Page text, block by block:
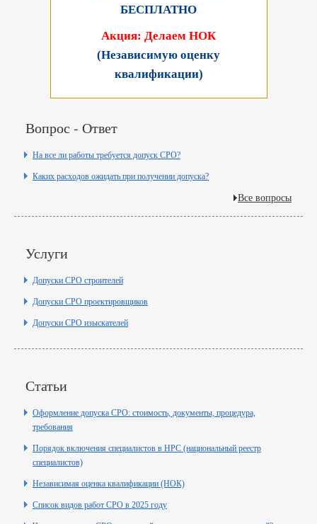
БЕСПЛАТНО
Акция: Делаем НОК
(Независимую оценку
квалификации)
Вопрос - Ответ
На все ли работы требуется допуск СРО?
Каких расходов ожидать при получении допуска?
Все вопросы
Услуги
Допуски СРО строителей
Допуски СРО проектировщиков
Допуски СРО изыскателей
Статьи
Оформление допуска СРО: стоимость, документы, процедура,
требования
Порядок включения специалистов в НРС (национальный реестр
специалистов)
Независимая оценка квалификации (НОК)
Список видов работ СРО в 2025 году